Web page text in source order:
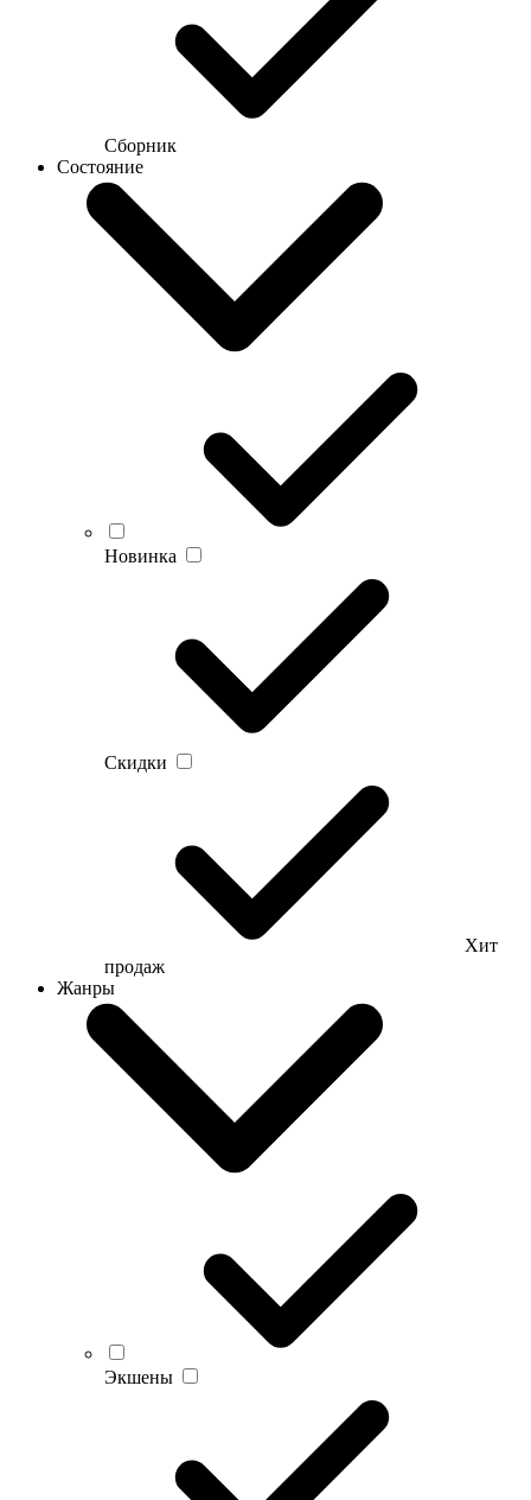
Сборник
Состояние
Новинка
Скидки
Хит
продаж
Жанры
Экшены